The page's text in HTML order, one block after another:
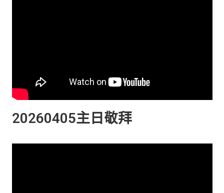
20260405主日敬拜